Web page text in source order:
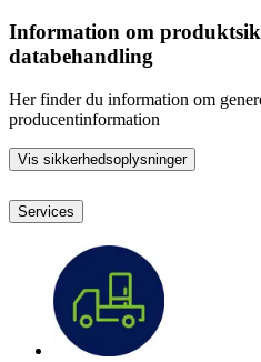
Information om
databehandling
Her finder du information om
producentinformation
Vis sikkerhedsoplysninger
Services